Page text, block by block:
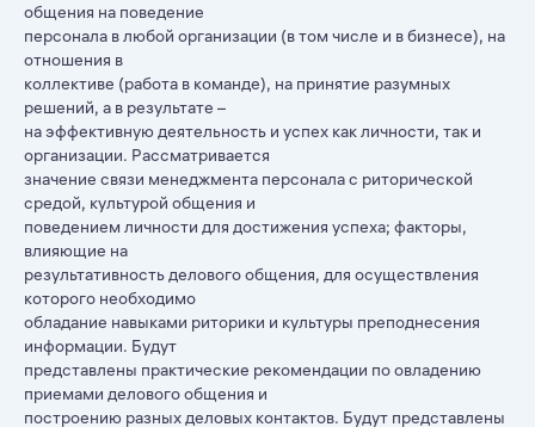
общения на поведение
персонала в любой организации (в том числе и в бизнесе), на
отношения в
коллективе (работа в команде), на принятие разумных
решений, а в результате –
на эффективную деятельность и успех как личности, так и
организации. Рассматривается
значение связи менеджмента персонала с риторической
средой, культурой общения и
поведением личности для достижения успеха; факторы,
влияющие на
результативность делового общения, для осуществления
которого необходимо
обладание навыками риторики и культуры преподнесения
информации. Будут
представлены практические рекомендации по овладению
приемами делового общения и
построению разных деловых контактов. Будут представлены